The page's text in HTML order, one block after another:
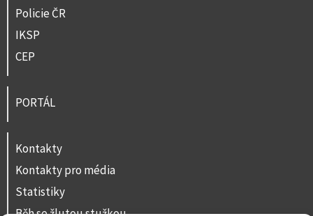
Policie ČR
IKSP
CEP
PORTÁL
Kontakty
Kontakty pro média
Statistiky